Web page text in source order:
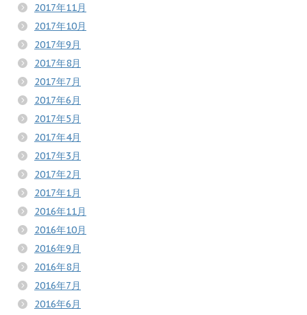
2017年11月
2017年10月
2017年9月
2017年8月
2017年7月
2017年6月
2017年5月
2017年4月
2017年3月
2017年2月
2017年1月
2016年11月
2016年10月
2016年9月
2016年8月
2016年7月
2016年6月